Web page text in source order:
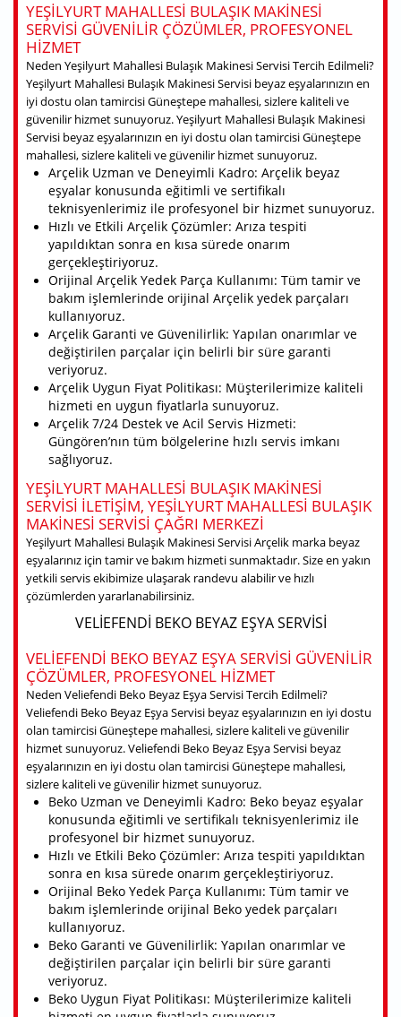
YEŞILYURT MAHALLESI BULAŞIK MAKINESI
SERVISI GÜVENILIR ÇÖZÜMLER, PROFESYONEL
HIZMET
Neden Yeşilyurt Mahallesi Bulaşık Makinesi Servisi Tercih Edilmeli?
Yeşilyurt Mahallesi Bulaşık Makinesi Servisi beyaz eşyalarınızın en
iyi dostu olan tamircisi Güneştepe mahallesi, sizlere kaliteli ve
güvenilir hizmet sunuyoruz. Yeşilyurt Mahallesi Bulaşık Makinesi
Servisi beyaz eşyalarınızın en iyi dostu olan tamircisi Güneştepe
mahallesi, sizlere kaliteli ve güvenilir hizmet sunuyoruz.
Arçelik Uzman ve Deneyimli Kadro: Arçelik beyaz
eşyalar konusunda eğitimli ve sertifikalı
teknisyenlerimiz ile profesyonel bir hizmet sunuyoruz.
Hızlı ve Etkili Arçelik Çözümler: Arıza tespiti
yapıldıktan sonra en kısa sürede onarım
gerçekleştiriyoruz.
Orijinal Arçelik Yedek Parça Kullanımı: Tüm tamir ve
bakım işlemlerinde orijinal Arçelik yedek parçaları
kullanıyoruz.
Arçelik Garanti ve Güvenilirlik: Yapılan onarımlar ve
değiştirilen parçalar için belirli bir süre garanti
veriyoruz.
Arçelik Uygun Fiyat Politikası: Müşterilerimize kaliteli
hizmeti en uygun fiyatlarla sunuyoruz.
Arçelik 7/24 Destek ve Acil Servis Hizmeti:
Güngören’nın tüm bölgelerine hızlı servis imkanı
sağlıyoruz.
YEŞILYURT MAHALLESI BULAŞIK MAKINESI
SERVISI ILETIŞIM, YEŞILYURT MAHALLESI BULAŞIK
MAKINESI SERVISI ÇAĞRI MERKEZI
Yeşilyurt Mahallesi Bulaşık Makinesi Servisi Arçelik marka beyaz
eşyalarınız için tamir ve bakım hizmeti sunmaktadır. Size en yakın
yetkili servis ekibimize ulaşarak randevu alabilir ve hızlı
çözümlerden yararlanabilirsiniz.
VELIEFENDI BEKO BEYAZ EŞYA SERVISI
VELIEFENDI BEKO BEYAZ EŞYA SERVISI GÜVENILIR
ÇÖZÜMLER, PROFESYONEL HIZMET
Neden Veliefendi Beko Beyaz Eşya Servisi Tercih Edilmeli?
Veliefendi Beko Beyaz Eşya Servisi beyaz eşyalarınızın en iyi dostu
olan tamircisi Güneştepe mahallesi, sizlere kaliteli ve güvenilir
hizmet sunuyoruz. Veliefendi Beko Beyaz Eşya Servisi beyaz
eşyalarınızın en iyi dostu olan tamircisi Güneştepe mahallesi,
sizlere kaliteli ve güvenilir hizmet sunuyoruz.
Beko Uzman ve Deneyimli Kadro: Beko beyaz eşyalar
konusunda eğitimli ve sertifikalı teknisyenlerimiz ile
profesyonel bir hizmet sunuyoruz.
Hızlı ve Etkili Beko Çözümler: Arıza tespiti yapıldıktan
sonra en kısa sürede onarım gerçekleştiriyoruz.
Orijinal Beko Yedek Parça Kullanımı: Tüm tamir ve
bakım işlemlerinde orijinal Beko yedek parçaları
kullanıyoruz.
Beko Garanti ve Güvenilirlik: Yapılan onarımlar ve
değiştirilen parçalar için belirli bir süre garanti
veriyoruz.
Beko Uygun Fiyat Politikası: Müşterilerimize kaliteli